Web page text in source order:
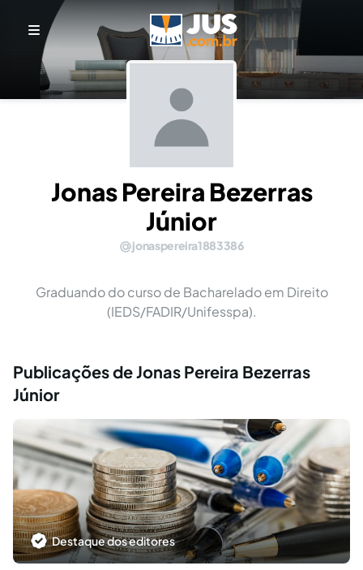
Jonas Pereira Bezerras
Júnior
jonaspereira1883386
Graduando do curso de Bacharelado em Direito
(IEDS/FADIR/Unifesspa).
Publicações de Jonas Pereira Bezerras
Júnior
Destaque dos editores